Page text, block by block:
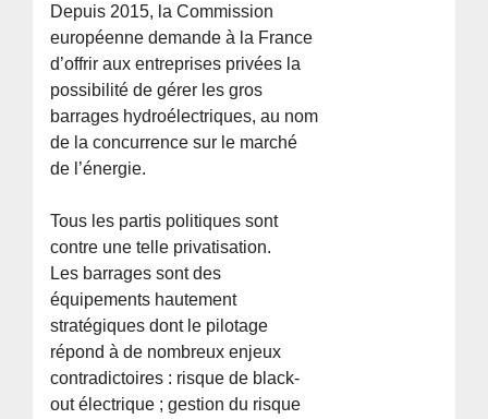
Depuis 2015, la Commission
européenne demande à la France
d’offrir aux entreprises privées la
possibilité de gérer les gros
barrages hydroélectriques, au nom
de la concurrence sur le marché
de l’énergie.
Tous les partis politiques sont
contre une telle privatisation.
Les barrages sont des
équipements hautement
stratégiques dont le pilotage
répond à de nombreux enjeux
contradictoires : risque de black-
out électrique ; gestion du risque